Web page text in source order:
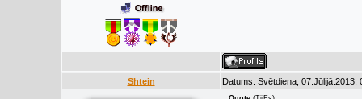
Shtein Datums: Svētdiena,